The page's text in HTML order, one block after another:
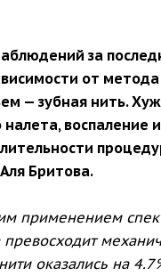
за
от
— зубная нить.
воспаление
Бритова.
применением
превосходит
оказались на